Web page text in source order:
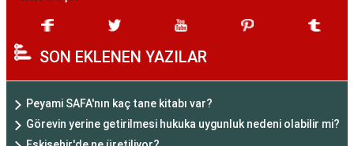
SON EKLENEN YAZILAR
Peyami SAFA'nın kaç tane kitabı var?
Görevin yerine getirilmesi hukuka uygunluk nedeni olabilir mi?